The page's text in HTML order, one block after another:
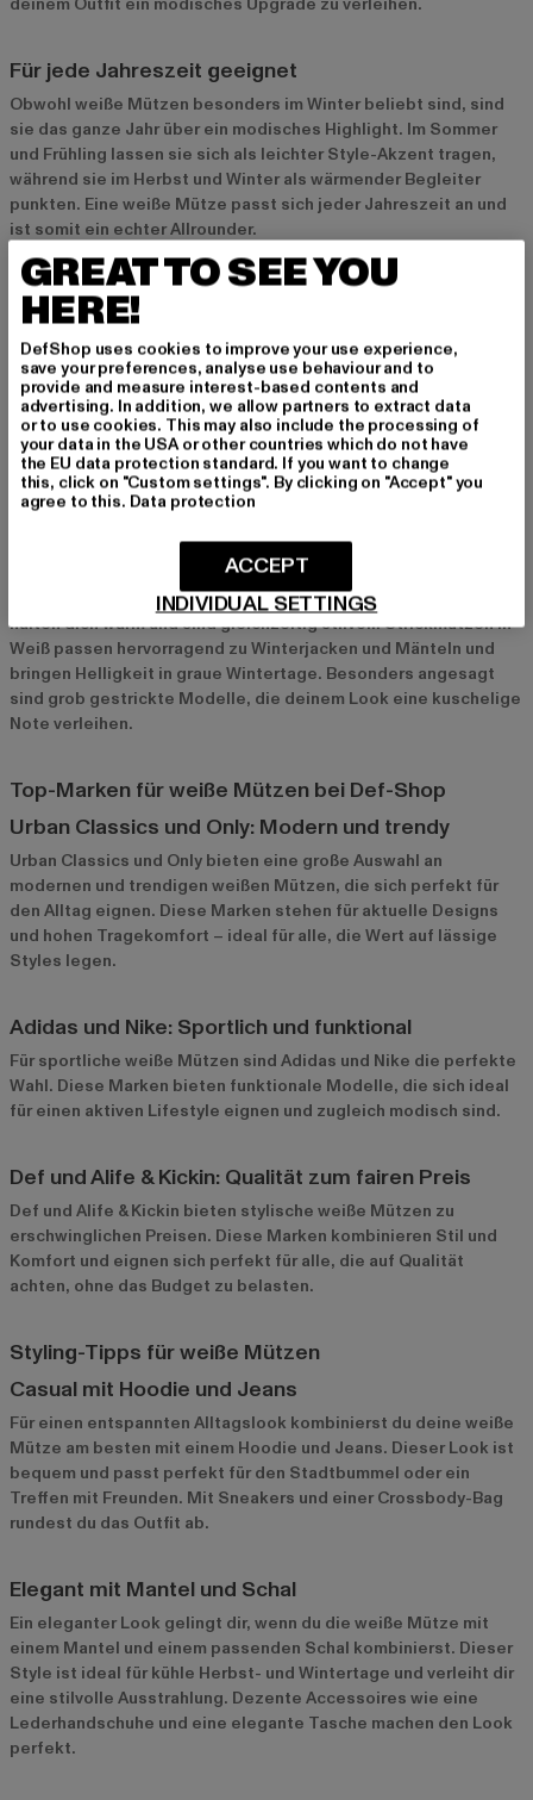
Für jede Jahreszeit geeignet
Obwohl weiße Mützen besonders im Winter beliebt sind, sind
sie das ganze Jahr über ein modisches Highlight. Im Sommer
und Frühling lassen sie sich als leichter Style-Akzent tragen,
während sie im Herbst und Winter als wärmender Begleiter
punkten. Eine weiße Mütze passt sich jeder Jahreszeit an und
ist somit ein echter Allrounder.
Beliebte Modelle und Materialien bei weißen
Mützen
Beanies für einen entspannten Look
Beanies in Weiß sind besonders beliebt und lassen sich leicht
zu lässigen Outfits kombinieren. Sie passen zu fast jedem Look
und verleihen deinem Outfit einen entspannten, urbanen Style.
Ob als lockere Beanie oder eng anliegend – weiße Beanies sind
ideal für einen unkomplizierten Alltagslook.
Strickmützen für die kalte Jahreszeit
Für kalte Tage sind weiße Strickmützen perfekt. Diese Modelle
halten dich warm und sind gleichzeitig stilvoll. Strickmützen in
Weiß passen hervorragend zu Winterjacken und Mänteln und
bringen Helligkeit in graue Wintertage. Besonders angesagt
sind grob gestrickte Modelle, die deinem Look eine kuschelige
Note verleihen.
Top-Marken für weiße Mützen bei Def-Shop
Urban Classics und Only: Modern und trendy
Urban Classics und Only bieten eine große Auswahl an
modernen und trendigen weißen Mützen, die sich perfekt für
den Alltag eignen. Diese Marken stehen für aktuelle Designs
und hohen Tragekomfort – ideal für alle, die Wert auf lässige
Styles legen.
Adidas und Nike: Sportlich und funktional
Für sportliche weiße Mützen sind Adidas und Nike die perfekte
Wahl. Diese Marken bieten funktionale Modelle, die sich ideal
für einen aktiven Lifestyle eignen und zugleich modisch sind.
Def und Alife & Kickin: Qualität zum fairen Preis
Def und Alife & Kickin bieten stylische weiße Mützen zu
erschwinglichen Preisen. Diese Marken kombinieren Stil und
Komfort und eignen sich perfekt für alle, die auf Qualität
achten, ohne das Budget zu belasten.
Styling-Tipps für weiße Mützen
Casual mit Hoodie und Jeans
Für einen entspannten Alltagslook kombinierst du deine weiße
Mütze am besten mit einem Hoodie und Jeans. Dieser Look ist
bequem und passt perfekt für den Stadtbummel oder ein
Treffen mit Freunden. Mit Sneakers und einer Crossbody-Bag
rundest du das Outfit ab.
Elegant mit Mantel und Schal
Ein eleganter Look gelingt dir, wenn du die weiße Mütze mit
einem Mantel und einem passenden Schal kombinierst. Dieser
Style ist ideal für kühle Herbst- und Wintertage und verleiht dir
eine stilvolle Ausstrahlung. Dezente Accessoires wie eine
Lederhandschuhe und eine elegante Tasche machen den Look
perfekt.
GREAT TO SEE YOU
HERE!
DefShop uses cookies to improve your use experience,
save your preferences, analyse use behaviour and to
provide and measure interest-based contents and
advertising. In addition, we allow partners to extract data
or to use cookies. This may also include the processing of
your data in the USA or other countries which do not have
the EU data protection standard. If you want to change
this, click on "Custom settings". By clicking on "Accept" you
agree to this. Data protection
INDIVIDUAL SETTINGS
ACCEPT